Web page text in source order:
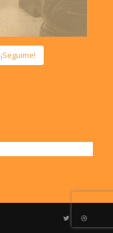
¡Seguime!